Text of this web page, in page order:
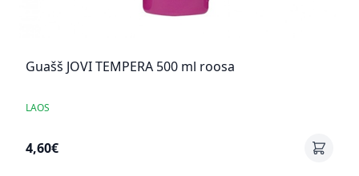
Guašš JOVI TEMPERA 500 ml roosa
LAOS
4,60€